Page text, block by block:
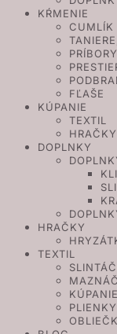
KŔMENIE
CUMLÍK
PRÍBORY
FĽAŠE
KÚPANIE
TEXTIL
HRAČKY
DOPLNKY
HRAČKY
TEXTIL
KÚPANIE